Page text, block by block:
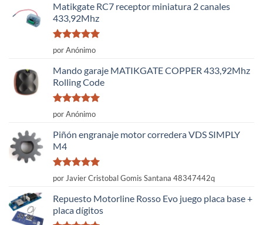
Matikgate RC7 receptor miniatura 2 canales
433,92Mhz
Valorado
con
por Anónimo
Mando garaje MATIKGATE COPPER 433,92Mhz
Rolling Code
Valorado
con
por Anónimo
Piñón engranaje motor corredera VDS SIMPLY
M4
Valorado
con
por Javier Cristobal Gomis Santana 48347442q
Repuesto Motorline Rosso Evo juego placa base +
placa dígitos